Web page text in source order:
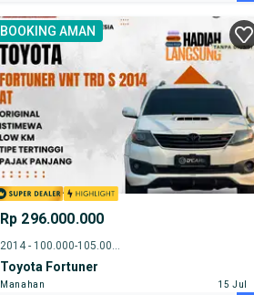
BOOKING AMAN
Rp 296.000.000
2014 - 100.000-105.000 km
Toyota Fortuner
Manahan
15 Jul